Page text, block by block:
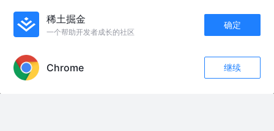
169
全球多个国家的经典冲锋枪盘点，近战名枪历史科普。纯军事武器科普，无
任何不良引导！#武器科普 #军事科普 #武器历史 #青年创作者扶持计划 #创
作者扶持计划
明知再见难，还得说再见 #亲情 #泪目 #兄弟情深 #离别 #画一个故事
美彤形体有氧运动直播回放《完整版》26.8.4 周二 午课 蓝光高清无删减 健
身减肥燃脂塑型瘦腰瘦肚子瘦手臂瘦肩背瘦臀腿 全身燃脂暴汗瘦全身操#美
稀土掘金
一个帮助开发者成长的社区
确定
Chrome 继续